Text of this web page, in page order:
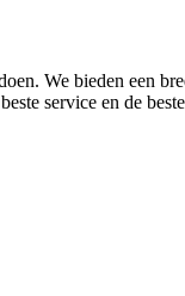
We bieden een
service en de